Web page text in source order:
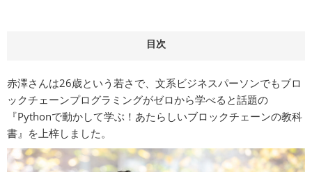
目次
赤澤さんは26歳という若さで、文系ビジネスパーソンでもブロ
ックチェーンプログラミングがゼロから学べると話題の
『Pythonで動かして学ぶ！あたらしいブロックチェーンの教科
書』を上梓しました。